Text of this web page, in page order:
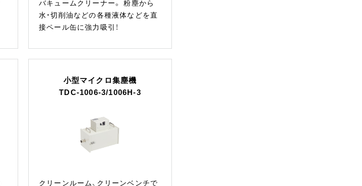
バキュームクリーナー。 粉塵から
水・切削油などの各種液体などを直
接ペール缶に強力吸引！
小型マイクロ集塵機
TDC-1006-3/1006H-3
クリーンルーム、クリーンベンチで